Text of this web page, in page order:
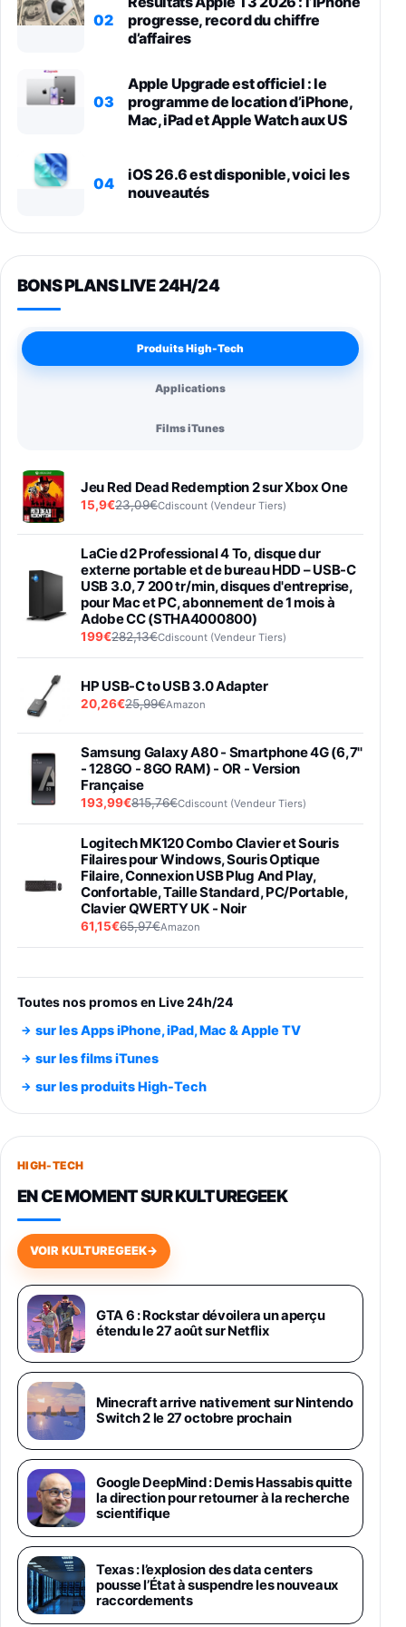
02
progresse, record du chiffre
d’affaires
03
Apple Upgrade est officiel : le
programme de location d’iPhone,
Mac, iPad et Apple Watch aux US
04
iOS 26.6 est disponible, voici les
nouveautés
BONS PLANS LIVE 24H/24
Produits High-Tech
Applications
Films iTunes
Jeu Red Dead Redemption 2 sur Xbox One
15,9€23,09€Cdiscount (Vendeur Tiers)
LaCie d2 Professional 4 To, disque dur
externe portable et de bureau HDD – USB-C
USB 3.0, 7 200 tr/min, disques d'entreprise,
pour Mac et PC, abonnement de 1 mois à
Adobe CC (STHA4000800)
199€282,13€Cdiscount (Vendeur Tiers)
HP USB-C to USB 3.0 Adapter
20,26€25,99€Amazon
Samsung Galaxy A80 - Smartphone 4G (6,7''
- 128GO - 8GO RAM) - OR - Version
Française
193,99€815,76€Cdiscount (Vendeur Tiers)
Logitech MK120 Combo Clavier et Souris
Filaires pour Windows, Souris Optique
Filaire, Connexion USB Plug And Play,
Confortable, Taille Standard, PC/Portable,
Clavier QWERTY UK - Noir
61,15€65,97€Amazon
entraénement direct 3 vitesses (33-45-78
trs/min) avec pre-ampli intégré et port USB
Smartphone SAMSUNG Galaxy S26 Ultra
891,99€1199€Fnac (Vendeur Tiers)
Smartphone SAMSUNG Galaxy S26+ Violet
749,99€
648,63€834,71€
Samsung Galaxy Miracle Ultra, Smartphone
Android 5G avec Galaxy AI, 512 Go,
Chargeur Secteur Rapide 25W Inclus,
Smartphone déverrouillé, Noir, Version FR
1019€
Galaxy S26 Ultra 512 Go Bleu
1019€1399€Fnac (Vendeur Tiers)
Galaxy S26 Ultra 256 Go Violet
892€1199€Fnac (Vendeur Tiers)
Philips SHK2000BL - Casque Enfant - Bleu &
Répartiteur Audio 5 Casques, Blanc
24,94€29,96€Fnac (Vendeur Tiers)
Asus RT-AC59U Routeur sans Fil Double
Toutes nos promos en Live 24h/24
sur les Apps iPhone, iPad, Mac & Apple TV
sur les films iTunes
sur les produits High-Tech
HIGH-TECH
EN CE MOMENT SUR KULTUREGEEK
VOIR KULTUREGEEK→
GTA 6 : Rockstar dévoilera un aperçu
étendu le 27 août sur Netflix
Minecraft arrive nativement sur Nintendo
Switch 2 le 27 octobre prochain
Google DeepMind : Demis Hassabis quitte
la direction pour retourner à la recherche
scientifique
Texas : l’explosion des data centers
pousse l’État à suspendre les nouveaux
raccordements